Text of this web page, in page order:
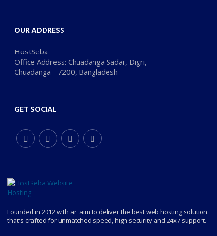
OUR ADDRESS
HostSeba
Office Address: Chuadanga Sadar, Digri,
Chuadanga - 7200, Bangladesh
GET SOCIAL
Founded in 2012 with an aim to deliver the best web hosting solution
that's crafted for unmatched speed, high security and 24x7 support.